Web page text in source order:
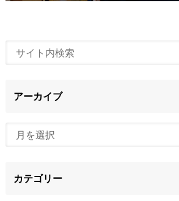
アーカイブ
カテゴリー